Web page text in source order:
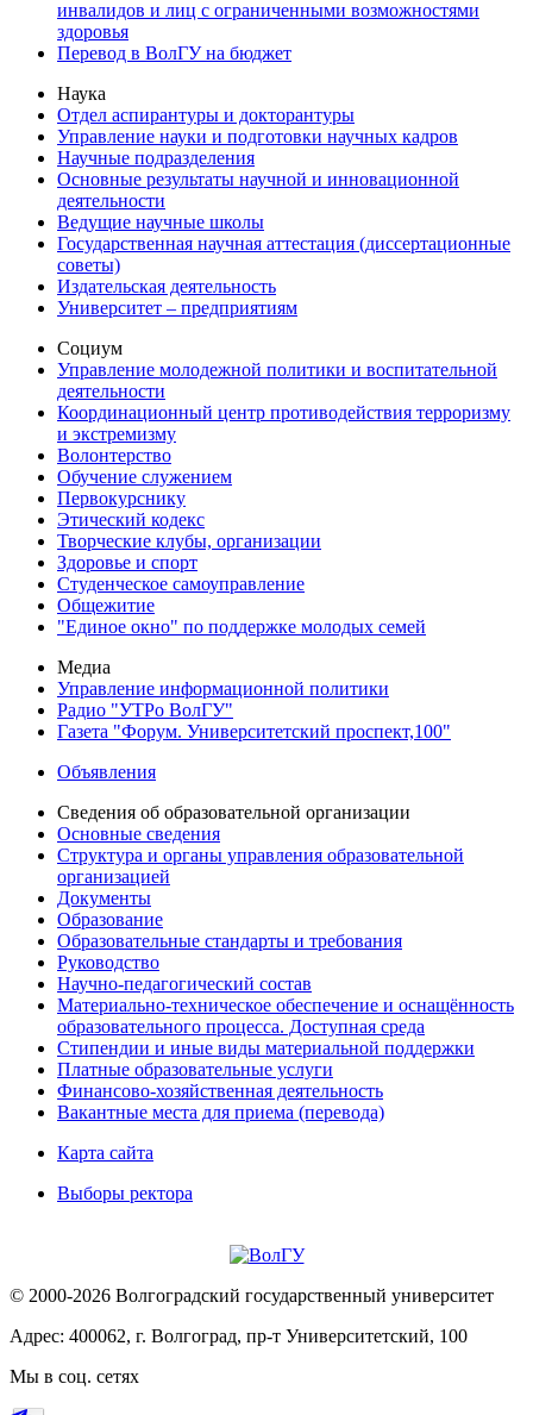
инвалидов и лиц с ограниченными возможностями
здоровья
Перевод в ВолГУ на бюджет
Наука
Отдел аспирантуры и докторантуры
Управление науки и подготовки научных кадров
Научные подразделения
Основные результаты научной и инновационной
деятельности
Ведущие научные школы
Государственная научная аттестация (диссертационные
советы)
Издательская деятельность
Университет – предприятиям
Социум
Управление молодежной политики и воспитательной
деятельности
Координационный центр противодействия терроризму
и экстремизму
Волонтерство
Обучение служением
Первокурснику
Этический кодекс
Творческие клубы, организации
Здоровье и спорт
Студенческое самоуправление
Общежитие
"Единое окно" по поддержке молодых семей
Медиа
Управление информационной политики
Радио "УТРо ВолГУ"
Газета "Форум. Университетский проспект,100"
Объявления
Сведения об образовательной организации
Основные сведения
Структура и органы управления образовательной
организацией
Документы
Образование
Образовательные стандарты и требования
Руководство
Научно-педагогический состав
Материально-техническое обеспечение и оснащённость
образовательного процесса. Доступная среда
Стипендии и иные виды материальной поддержки
Платные образовательные услуги
Финансово-хозяйственная деятельность
Вакантные места для приема (перевода)
Карта сайта
Выборы ректора
© 2000-2026 Волгоградский государственный университет
Адрес: 400062, г. Волгоград, пр-т Университетский, 100
Мы в соц. сетях